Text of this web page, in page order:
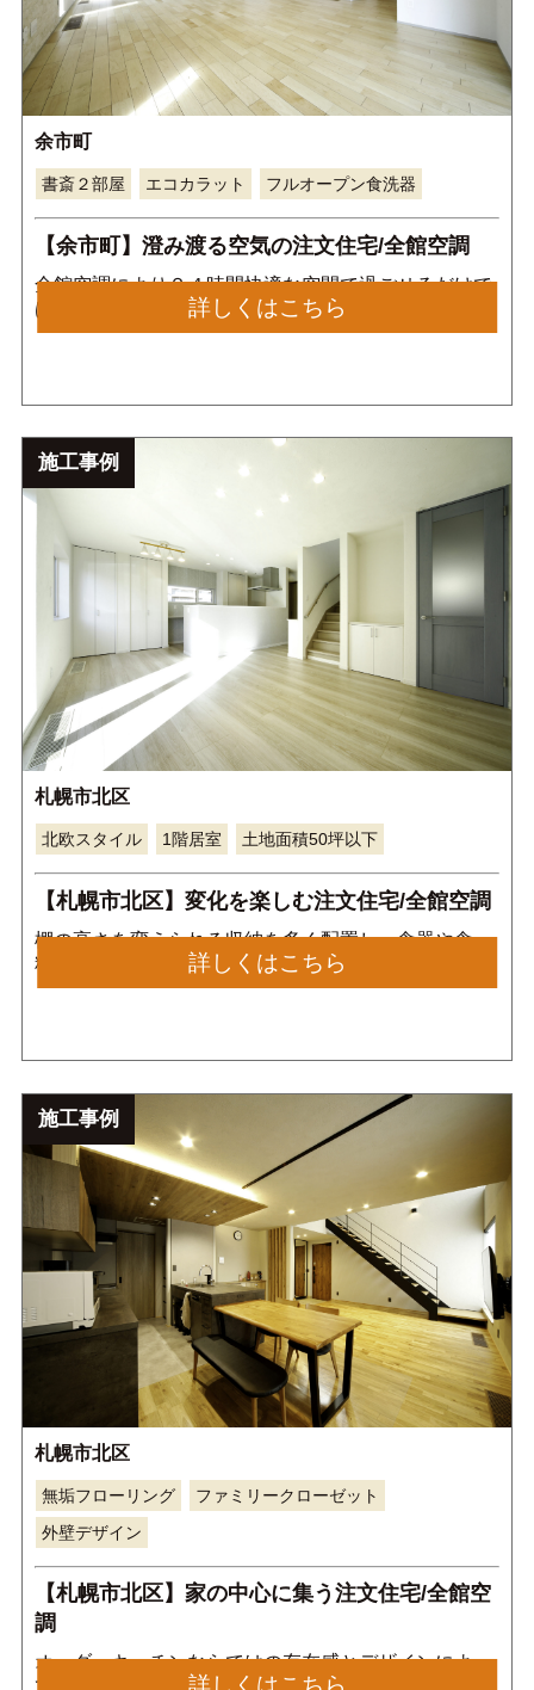
余市町
書斎２部屋 エコカラット フルオープン食洗器
【余市町】澄み渡る空気の注文住宅/全館空調
全館空調により２４時間快適な空間で過ごせるだけで
はなく、内装の大部分は塗り壁であるゼオライトを使
用しており、他の塗り壁材では消し切れない臭いの消
し、全国的にも珍しい贅沢な内装仕上げとなっていま
詳しくはこちら
施工事例
札幌市北区
北欧スタイル 1階居室 土地面積50坪以下
【札幌市北区】変化を楽しむ注文住宅/全館空調
棚の高さを変えられる収納を多く配置し、食器や食
料、調理器具の収納が可能になっていま す。収納を3
つに分けることでスペースの区切りも付けられ整理が
詳しくはこちら
施工事例
札幌市北区
無垢フローリング
ファミリークローゼット
外壁デザイン
【札幌市北区】家の中心に集う注文住宅/全館空
調
オーダーキッチンならではの存在感とデザインによっ
詳しくはこちら